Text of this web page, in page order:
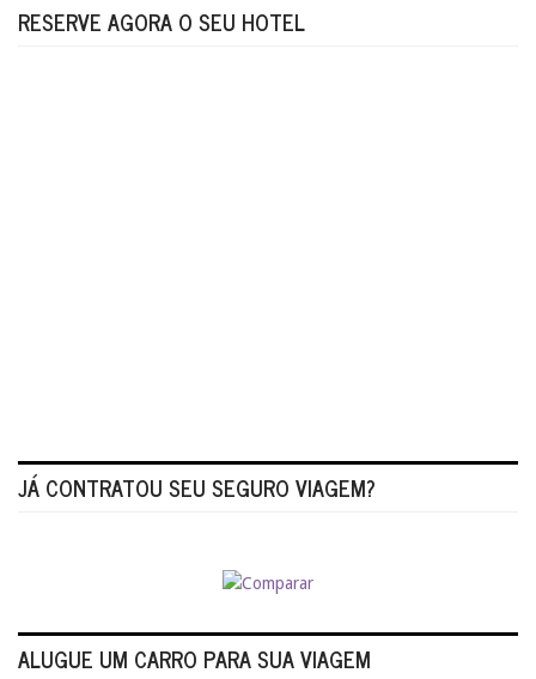
RESERVE AGORA O SEU HOTEL
JÁ CONTRATOU SEU SEGURO VIAGEM?
ALUGUE UM CARRO PARA SUA VIAGEM